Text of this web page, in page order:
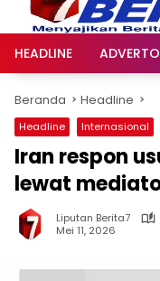
HEADLINE
Beranda Headline
Headline Internasional
Iran respon
lewat
Liputan Berita7
Mei 11, 2026